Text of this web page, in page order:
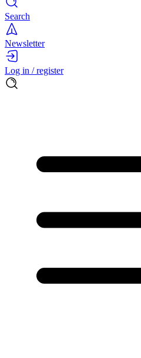
Search
Newsletter
Log in / register